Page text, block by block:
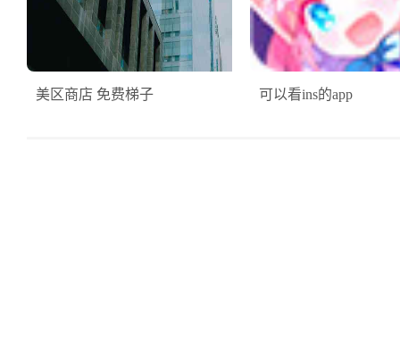
美区商店 免费梯子 可以看ins的app